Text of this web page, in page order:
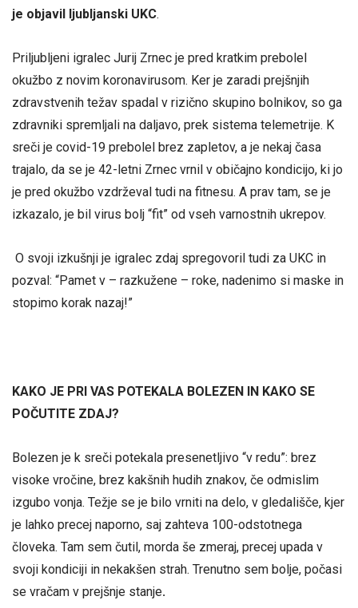
je objavil ljubljanski UKC.
Priljubljeni igralec Jurij Zrnec je pred kratkim prebolel
okužbo z novim koronavirusom. Ker je zaradi prejšnjih
zdravstvenih težav spadal v rizično skupino bolnikov, so ga
zdravniki spremljali na daljavo, prek sistema telemetrije. K
sreči je covid-19 prebolel brez zapletov, a je nekaj časa
trajalo, da se je 42-letni Zrnec vrnil v običajno kondicijo, ki jo
je pred okužbo vzdrževal tudi na fitnesu. A prav tam, se je
izkazalo, je bil virus bolj “fit” od vseh varnostnih ukrepov.
O svoji izkušnji je igralec zdaj spregovoril tudi za UKC in
pozval: “Pamet v – razkužene – roke, nadenimo si maske in
stopimo korak nazaj!”
KAKO JE PRI VAS POTEKALA BOLEZEN IN KAKO SE
POČUTITE ZDAJ?
Bolezen je k sreči potekala presenetljivo “v redu”: brez
visoke vročine, brez kakšnih hudih znakov, če odmislim
izgubo vonja. Težje se je bilo vrniti na delo, v gledališče, kjer
je lahko precej naporno, saj zahteva 100-odstotnega
človeka. Tam sem čutil, morda še zmeraj, precej upada v
svoji kondiciji in nekakšen strah. Trenutno sem bolje, počasi
se vračam v prejšnje stanje.